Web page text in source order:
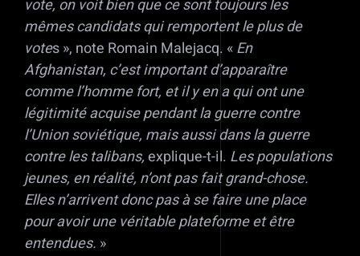
vote, on voit bien que ce sont toujours les
mêmes candidats qui remportent le plus de
votes », note Romain Malejacq. «En
Afghanistan, c’est important d’apparaître
comme l’homme fort, et il y en a qui ont une
légitimité acquise pendant la guerre contre
l’Union soviétique, mais aussi dans la guerre
contre les talibans,explique-t-il. Les populations
jeunes, en réalité, n’ont pas fait grand-chose.
Elles n’arrivent donc pas à se faire une place
pour avoir une véritable plateforme et être
entendues. »